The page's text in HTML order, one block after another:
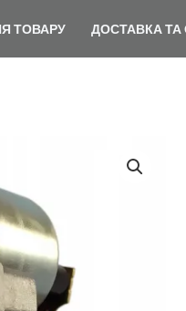
ТОВАРУ ДОСТАВКА ТА